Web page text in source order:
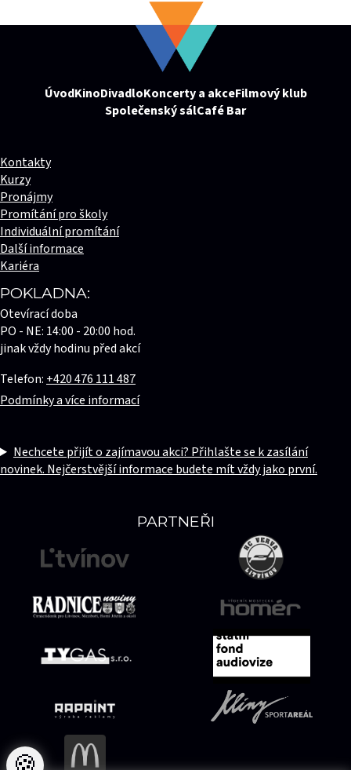
ÚvodKinoDivadloKoncerty a akceFilmový klub
Společenský sálCafé Bar
PARTNEŘI
Kontakty
Kurzy
Pronájmy
Promítání pro školy
Individuální promítání
Další informace
Kariéra
POKLADNA:
Otevírací doba
PO - NE: 14:00 - 20:00 hod.
jinak vždy hodinu před akcí
Telefon: +420 476 111 487
Podmínky a více informací
Nechcete přijít o zajímavou akci? Přihlašte se k zasílání
novinek. Nejčerstvější informace budete mít vždy jako první.